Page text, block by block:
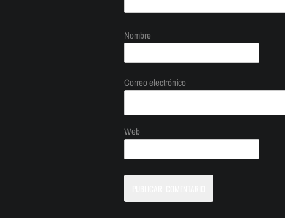
Nombre
Correo electrónico
Web